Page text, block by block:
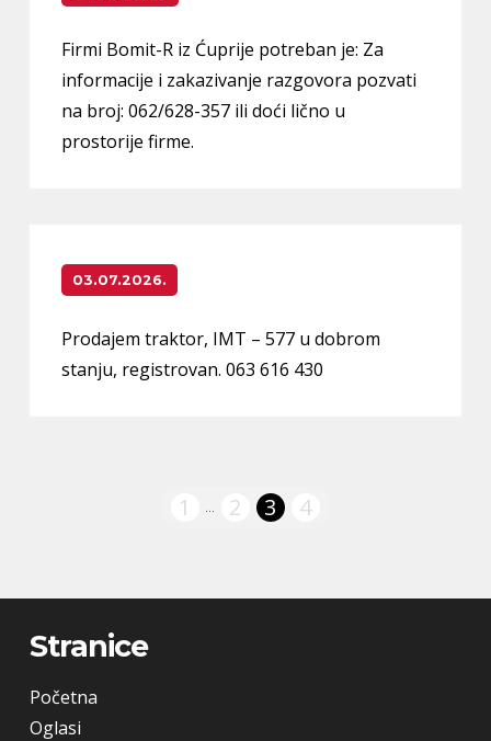
Firmi Bomit-R iz Ćuprije potreban je: Za
informacije i zakazivanje razgovora pozvati
na broj: 062/628-357 ili doći lično u
prostorije firme.
03.07.2026.
Prodajem traktor, IMT – 577 u dobrom
stanju, registrovan. 063 616 430
1 ... 2 3 4
Stranice
Početna
Oglasi